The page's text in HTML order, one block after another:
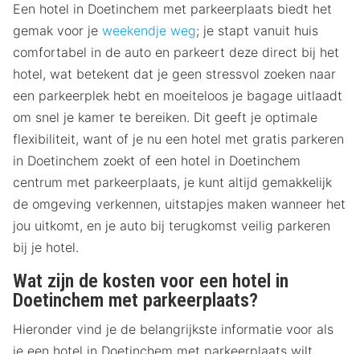
Een hotel in Doetinchem met parkeerplaats biedt het
gemak voor je weekendje weg; je stapt vanuit huis
comfortabel in de auto en parkeert deze direct bij het
hotel, wat betekent dat je geen stressvol zoeken naar
een parkeerplek hebt en moeiteloos je bagage uitlaadt
om snel je kamer te bereiken. Dit geeft je optimale
flexibiliteit, want of je nu een hotel met gratis parkeren
in Doetinchem zoekt of een hotel in Doetinchem
centrum met parkeerplaats, je kunt altijd gemakkelijk
de omgeving verkennen, uitstapjes maken wanneer het
jou uitkomt, en je auto bij terugkomst veilig parkeren
bij je hotel.
Wat zijn de kosten voor een hotel in
Doetinchem met parkeerplaats?
Hieronder vind je de belangrijkste informatie voor als